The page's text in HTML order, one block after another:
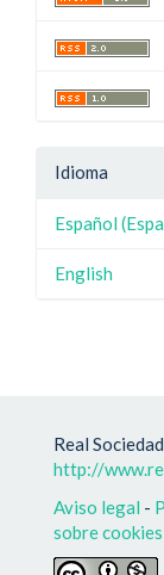
Idioma
Español
English
Real
http://
Aviso legal -
sobre cookies